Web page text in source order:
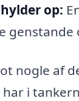
op:
genstande
nogle af
i